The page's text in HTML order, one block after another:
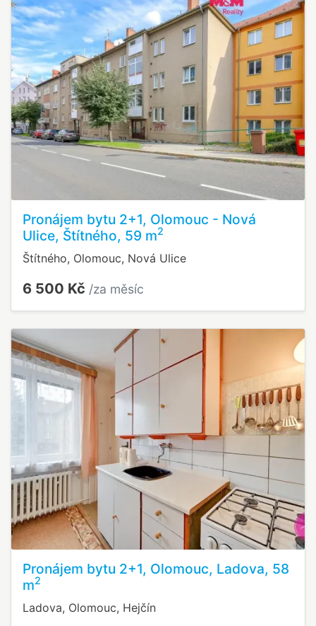
Pronájem bytu 2+1, Olomouc - Nová
Ulice, Štítného, 59 m2
Štítného, Olomouc, Nová Ulice
6 500 Kč /za měsíc
Pronájem bytu 2+1, Olomouc, Ladova, 58
m2
Ladova, Olomouc, Hejčín